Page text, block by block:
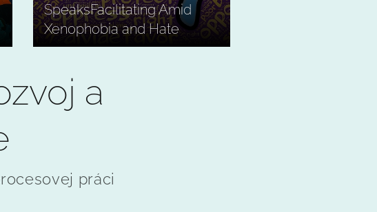
SpeaksFacilitating Amid
Xenophobia and Hate
a
práci